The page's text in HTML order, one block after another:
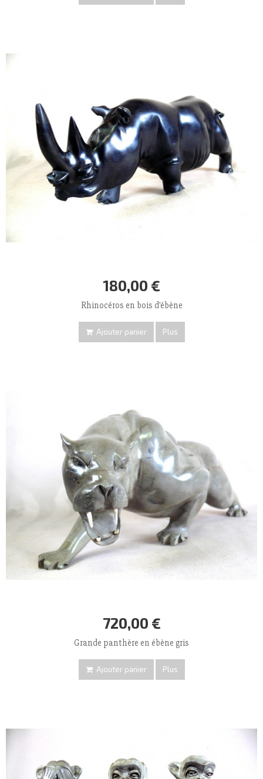
180,00 €
Rhinocéros en bois d'ébène
Ajouter panier Plus
720,00 €
Grande panthère en ébène gris
Ajouter panier Plus